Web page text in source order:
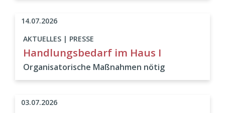
AKTUELLES | PRESSE
Handlungsbedarf im Haus I
Organisatorische Maßnahmen nötig
14.07.2026
03.07.2026